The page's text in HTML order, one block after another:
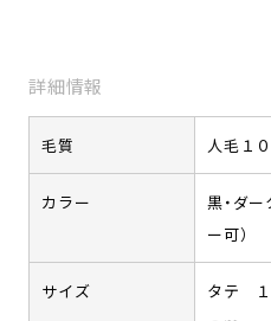
詳細情報
毛質 人毛１
カラー
黒・ダ
ー可）
サイズ
タテ